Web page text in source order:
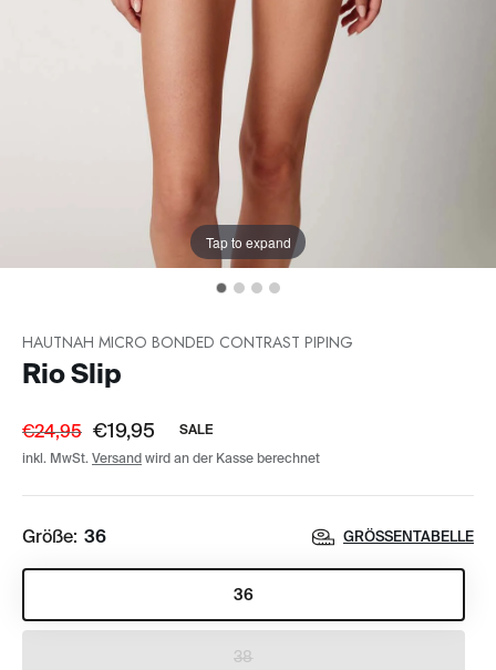
Tap to expand
HAUTNAH MICRO BONDED CONTRAST PIPING
Rio Slip
€24,95 €19,95
SALE
inkl. MwSt. Versand wird an der Kasse berechnet
Größe: 36 GRÖSSENTABELLE
36
38